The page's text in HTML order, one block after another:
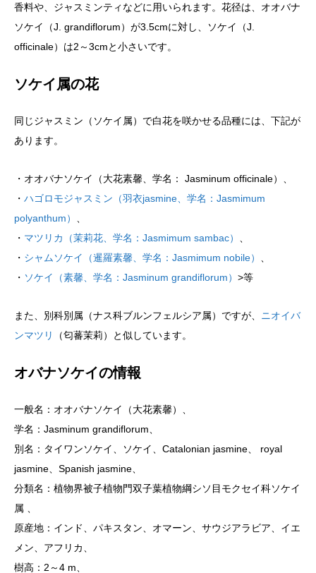
香料や、ジャスミンティなどに用いられます。花径は、オオバナ
ソケイ（J. grandiflorum）が3.5cmに対し、ソケイ（J.
officinale）は2～3cmと小さいです。
ソケイ属の花
同じジャスミン（ソケイ属）で白花を咲かせる品種には、下記が
あります。
・オオバナソケイ（大花素馨、学名： Jasminum officinale）、
・ ハゴロモジャスミン（羽衣jasmine、学名：Jasmimum
polyanthum）
・ マツリカ（茉莉花、学名：Jasmimum sambac）
・ シャムソケイ（暹羅素馨、学名：Jasmimum nobile）
・ ソケイ（素馨、学名：Jasminum grandiflorum） >等
また、別科別属（ナス科ブルンフェルシア属）ですが、 ニオイバ
ンマツリ
（匂蕃茉莉）と似しています。
オバナソケイの情報
一般名：オオバナソケイ（大花素馨）、
学名：Jasminum grandiflorum、
別名：タイワンソケイ、ソケイ、Catalonian jasmine、 royal
jasmine、Spanish jasmine、
分類名：植物界被子植物門双子葉植物綱シソ目モクセイ科ソケイ
属 、
原産地：インド、パキスタン、オマーン、サウジアラビア、イエ
メン、アフリカ、
樹高：2～4 m、